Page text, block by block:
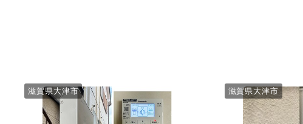
滋賀県大津市 滋賀県大津市